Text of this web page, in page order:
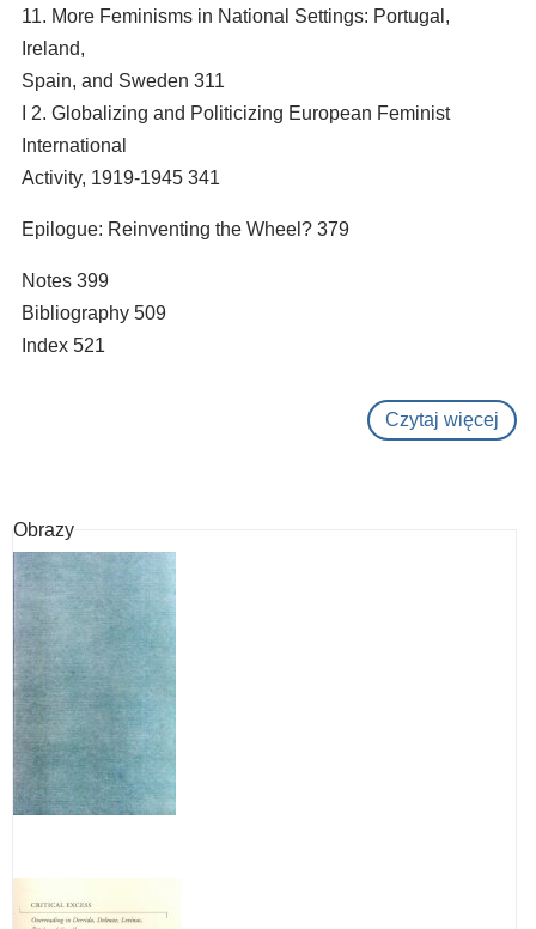
11. More Feminisms in National Settings: Portugal,
Ireland,
Spain, and Sweden 311
I 2. Globalizing and Politicizing European Feminist
International
Activity, 1919-1945 341
Epilogue: Reinventing the Wheel? 379
Notes 399
Bibliography 509
Index 521
Czytaj więcej
Obrazy